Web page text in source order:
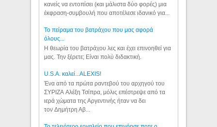
κανείς να εντοπίσει (και μάλιστα δύο φορές) μια
έκφραση-συμβουλή που αποτέλεσε ιδανικό για...
Το πείραμα του βατράχου που μας αφορά
όλους...
Η θεωρία του βατράχου λες και έχει επινοηθεί για
μας. Την ξέρετε; Είναι πολύ διδακτική.
U.S.A. καλεί...ALEXIS!
Ένα από τα πρώτα ραντεβού του αρχηγού του
ΣΥΡΙΖΑ Αλέξη Τσίπρα, μόλις επέστρεψε από τα
ιερά χώματα της Αργεντινής ήταν να δει
τον Δημήτρη Αβ...